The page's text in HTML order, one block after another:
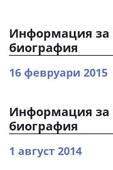
Информация за
биография
16 февруари 2015
Информация за
биография
1 август 2014